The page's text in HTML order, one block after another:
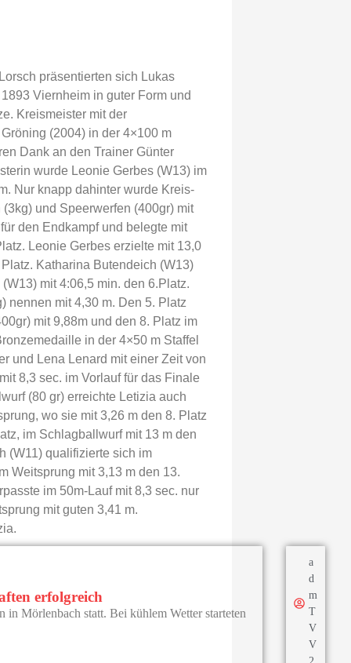
präsentierten sich Lukas
Viernheim in guter Form und
Kreismeister mit der
(2004) in der 4×100 m
Dank an den Trainer Günter
wurde Leonie Gerbes (W13) im
Nur knapp dahinter wurde Kreis-
und Speerwerfen (400gr) mit
den Endkampf und belegte mit
Leonie Gerbes erzielte mit 13,0
Katharina Butendeich (W13)
mit 4:06,5 min. den 6.Platz.
nennen mit 4,30 m. Den 5. Platz
mit 9,88m und den 8. Platz im
in der 4×50 m Staffel
und Lena Lenard mit einer Zeit von
8,3 sec. im Vorlauf für das Finale
(80 gr) erreichte Letizia auch
wo sie mit 3,26 m den 8. Platz
im Schlagballwurf mit 13 m den
(W11) qualifizierte sich im
Weitsprung mit 3,13 m den 13.
im 50m-Lauf mit 8,3 sec. nur
mit guten 3,41 m.
erfolgreich
in Mörlenbach statt. Bei kühlem Wetter starteten
a
d
m
T
V
V